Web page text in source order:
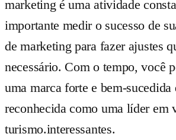
marketing é uma atividade
importante medir o sucesso de
de marketing para fazer ajustes
necessário. Com o tempo, você
uma marca forte e bem-sucedida
reconhecida como uma líder em
turismo.interessantes.